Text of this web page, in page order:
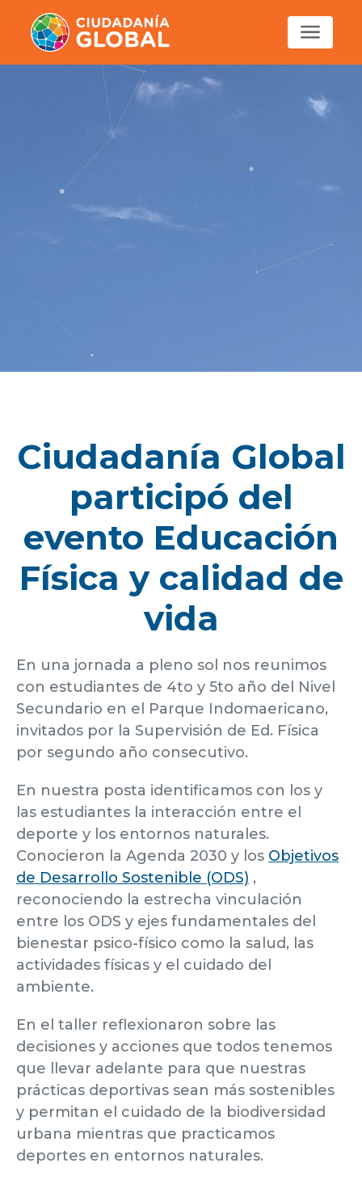
Ciudadanía Global
participó del
evento Educación
Física y calidad de
vida
En una jornada a pleno sol nos reunimos
con estudiantes de 4to y 5to año del Nivel
Secundario en el Parque Indomaericano,
invitados por la Supervisión de Ed. Física
por segundo año consecutivo.
En nuestra posta identificamos con los y
las estudiantes la interacción entre el
deporte y los entornos naturales.
Conocieron la Agenda 2030 y los Objetivos
de Desarrollo Sostenible (ODS) ,
reconociendo la estrecha vinculación
entre los ODS y ejes fundamentales del
bienestar psico-físico como la salud, las
actividades físicas y el cuidado del
ambiente.
En el taller reflexionaron sobre las
decisiones y acciones que todos tenemos
que llevar adelante para que nuestras
prácticas deportivas sean más sostenibles
y permitan el cuidado de la biodiversidad
urbana mientras que practicamos
deportes en entornos naturales.